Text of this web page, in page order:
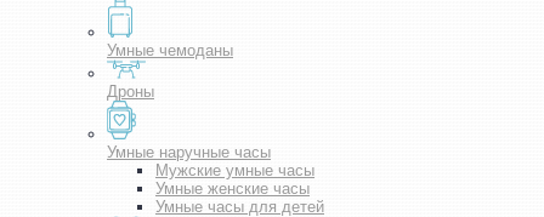
Умные чемоданы
Дроны
Умные наручные часы
Мужские умные часы
Умные женские часы
Умные часы для детей